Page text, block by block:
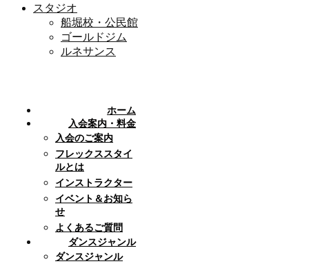
スタジオ
船堀校・公民館
ゴールドジム
ルネサンス
ホーム
入会案内・料金
入会のご案内
フレックススタイ
ルとは
インストラクター
イベント＆お知ら
せ
よくあるご質問
ダンスジャンル
ダンスジャンル